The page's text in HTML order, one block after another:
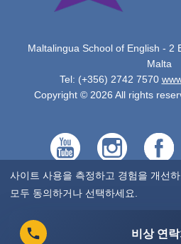
비상 연락
Maltalingua School of English - 2
Malta
Tel: (+356) 2742 7570
Copyright © 2026 All rights
사이트 사용을 측정하고 경험을 개선
모두 동의하거나 선택하세요.
선택